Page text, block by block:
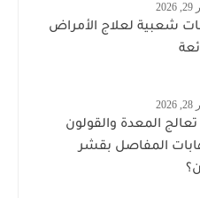
شعبية لعلاج الأمراض
المعدة والقولون
المفاصل بقشر